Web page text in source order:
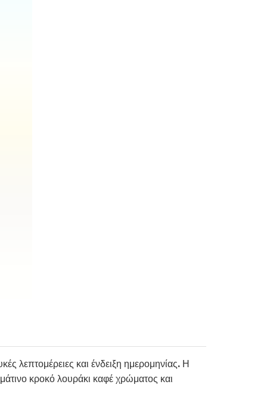
λεπτομέρειες και ένδειξη ημερομηνίας. Η
κροκό λουράκι καφέ χρώματος και